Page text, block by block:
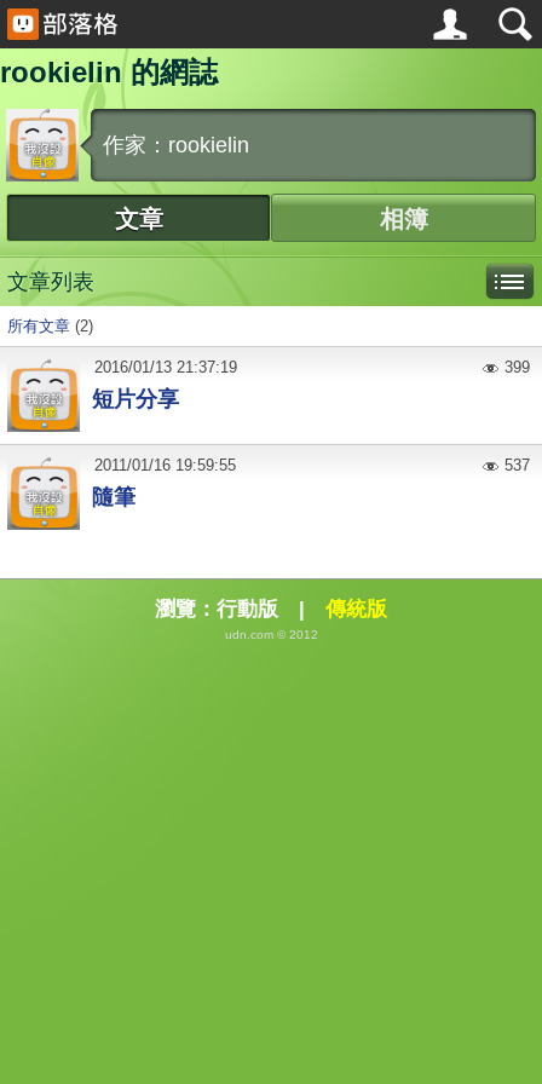
rookielin 的網誌
作家：rookielin
文章 相簿
文章列表
所有文章 (2)
短片分享
2016/01/13 21:37:19 399
隨筆
2011/01/16 19:59:55 537
瀏覽： 行動版 | 傳統版
udn.com © 2012